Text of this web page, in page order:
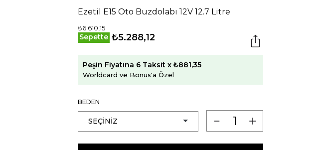
Ezetil E15 Oto Buzdolabı 12V 12.7 Litre
₺6.610,15
Sepette ₺5.288,12
Peşin Fiyatına 6 Taksit x ₺881,35
Worldcard ve Bonus'a Özel
BEDEN